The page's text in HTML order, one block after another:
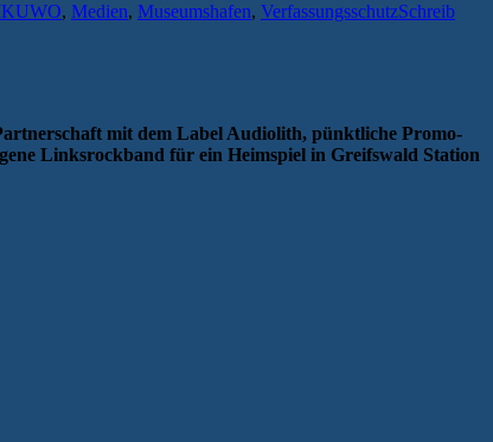
, Medien, Museumshafen, VerfassungsschutzSchreib
mit dem Label Audiolith, pünktliche Promo-
Linksrockband für ein Heimspiel in Greifswald Station